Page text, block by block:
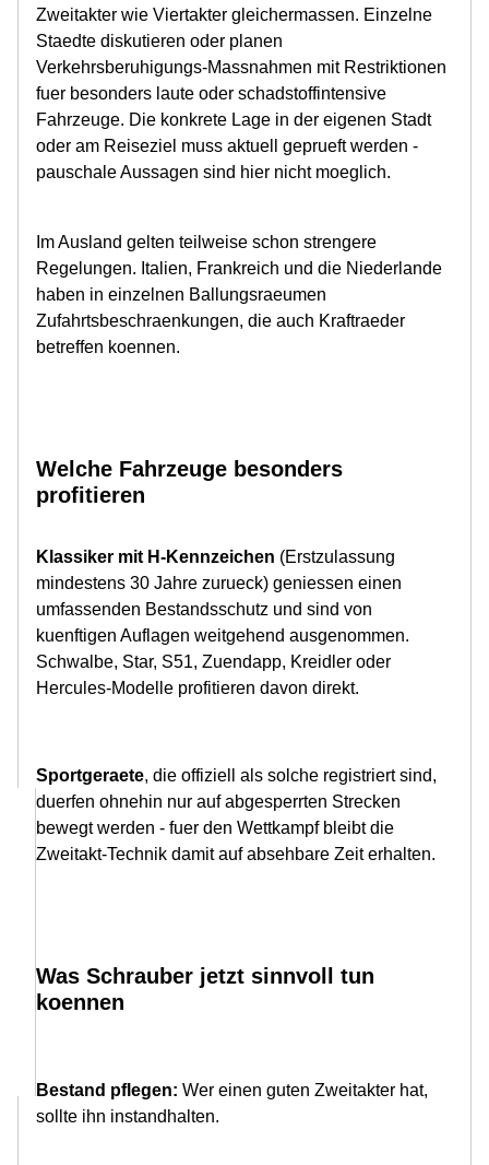
Zweitakter wie Viertakter gleichermassen. Einzelne
Staedte diskutieren oder planen
Verkehrsberuhigungs-Massnahmen mit Restriktionen
fuer besonders laute oder schadstoffintensive
Fahrzeuge. Die konkrete Lage in der eigenen Stadt
oder am Reiseziel muss aktuell geprueft werden -
pauschale Aussagen sind hier nicht moeglich.
Im Ausland gelten teilweise schon strengere
Regelungen. Italien, Frankreich und die Niederlande
haben in einzelnen Ballungsraeumen
Zufahrtsbeschraenkungen, die auch Kraftraeder
betreffen koennen.
Welche Fahrzeuge besonders
profitieren
Klassiker mit H-Kennzeichen (Erstzulassung
mindestens 30 Jahre zurueck) geniessen einen
umfassenden Bestandsschutz und sind von
kuenftigen Auflagen weitgehend ausgenommen.
Schwalbe, Star, S51, Zuendapp, Kreidler oder
Hercules-Modelle profitieren davon direkt.
Sportgeraete, die offiziell als solche registriert sind,
duerfen ohnehin nur auf abgesperrten Strecken
bewegt werden - fuer den Wettkampf bleibt die
Zweitakt-Technik damit auf absehbare Zeit erhalten.
Was Schrauber jetzt sinnvoll tun
koennen
Bestand pflegen: Wer einen guten Zweitakter hat,
sollte ihn instandhalten.